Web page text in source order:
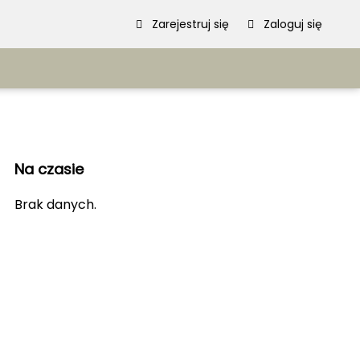
Zarejestruj się Zaloguj się
Serwis
Na czasie
Brak danych.